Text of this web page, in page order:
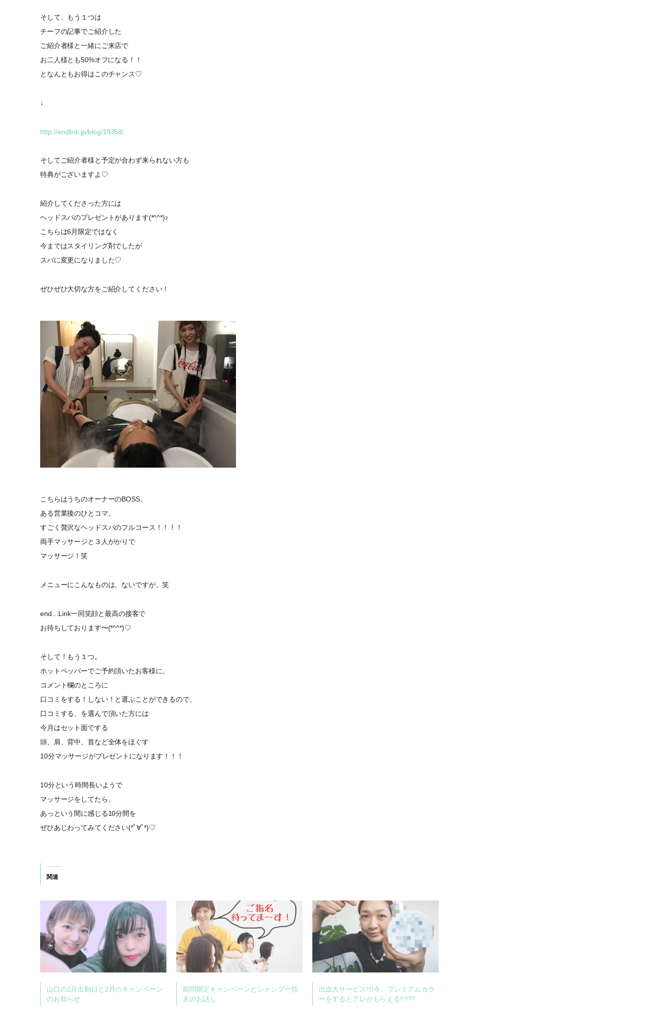
そして、もう１つは
チーフの記事でご紹介した
ご紹介者様と一緒にご来店で
お二人様とも50%オフになる！！
となんともお得はこのチャンス♡
↓
http://endlink.jp/blog/19358/
そしてご紹介者様と予定が合わず来られない方も
特典がございますよ♡
紹介してくださった方には
ヘッドスパのプレゼントがあります(*^^*)♪
こちらは6月限定ではなく
今まではスタイリング剤でしたが
スパに変更になりました♡
ぜひぜひ大切な方をご紹介してください！
こちらはうちのオーナーのBOSS。
ある営業後のひとコマ。
すごく贅沢なヘッドスパのフルコース！！！！
両手マッサージと３人がかりで
マッサージ！笑
メニューにこんなものは、ないですが。笑
end…Link一同笑顔と最高の接客で
お待ちしております〜(*^^*)♡
そして！もう１つ。
ホットペッパーでご予約頂いたお客様に。
コメント欄のところに
口コミをする！しない！と選ぶことができるので、
口コミする、を選んで頂いた方には
今月はセット面でする
頭、肩、背中、首など全体をほぐす
10分マッサージがプレゼントになります！！！
10分という時間長いようで
マッサージをしてたら、
あっという間に感じる10分間を
ぜひあじわってみてください(*ﾟ∀ﾟ*)♡
関連
山口の2月出勤日と2月のキャンペーン
のお知らせ
期間限定キャンペーンとシャンプー指
名のお話し
出血大サービス!!!!今、プレミアムカラ
ーをするとアレがもらえる!!???